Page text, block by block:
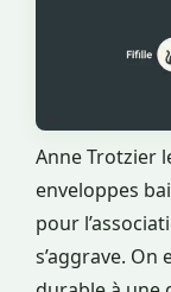
Anne Trotzier
enveloppes
pour
s’aggrave. On